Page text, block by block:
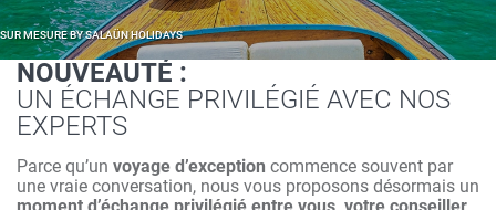
SUR MESURE BY SALAÜN HOLIDAYS
NOUVEAUTÉ :
UN ÉCHANGE PRIVILÉGIÉ AVEC NOS
EXPERTS
Parce qu’un voyage d’exception commence souvent par
une vraie conversation, nous vous proposons désormais un